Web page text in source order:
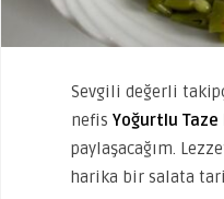
Sevgili değerli
nefis Yoğurtlu Taze
paylaşacağım.
harika bir salata